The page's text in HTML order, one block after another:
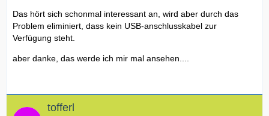
Das hört sich schonmal interessant an, wird aber durch das
Problem eliminiert, dass kein USB-anschlusskabel zur
Verfügung steht.
aber danke, das werde ich mir mal ansehen....
tofferl